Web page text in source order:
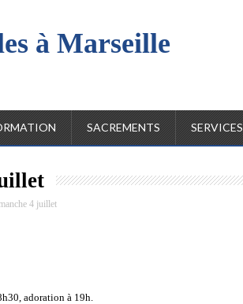
à Marseille
SACREMENTS SERVICES
4 juillet
adoration à 19h.